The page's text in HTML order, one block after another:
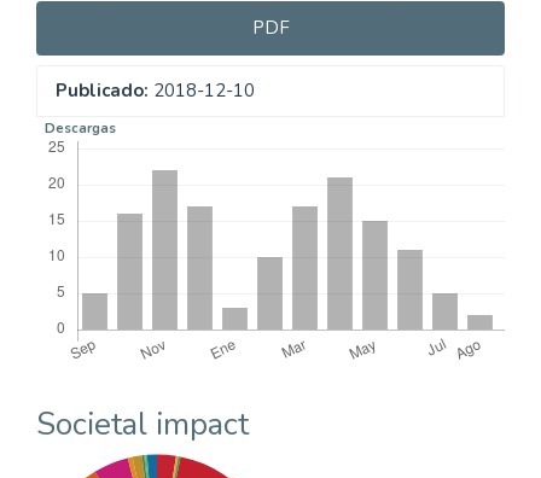
PDF
Publicado: 2018-12-10
Descargas
Societal impact